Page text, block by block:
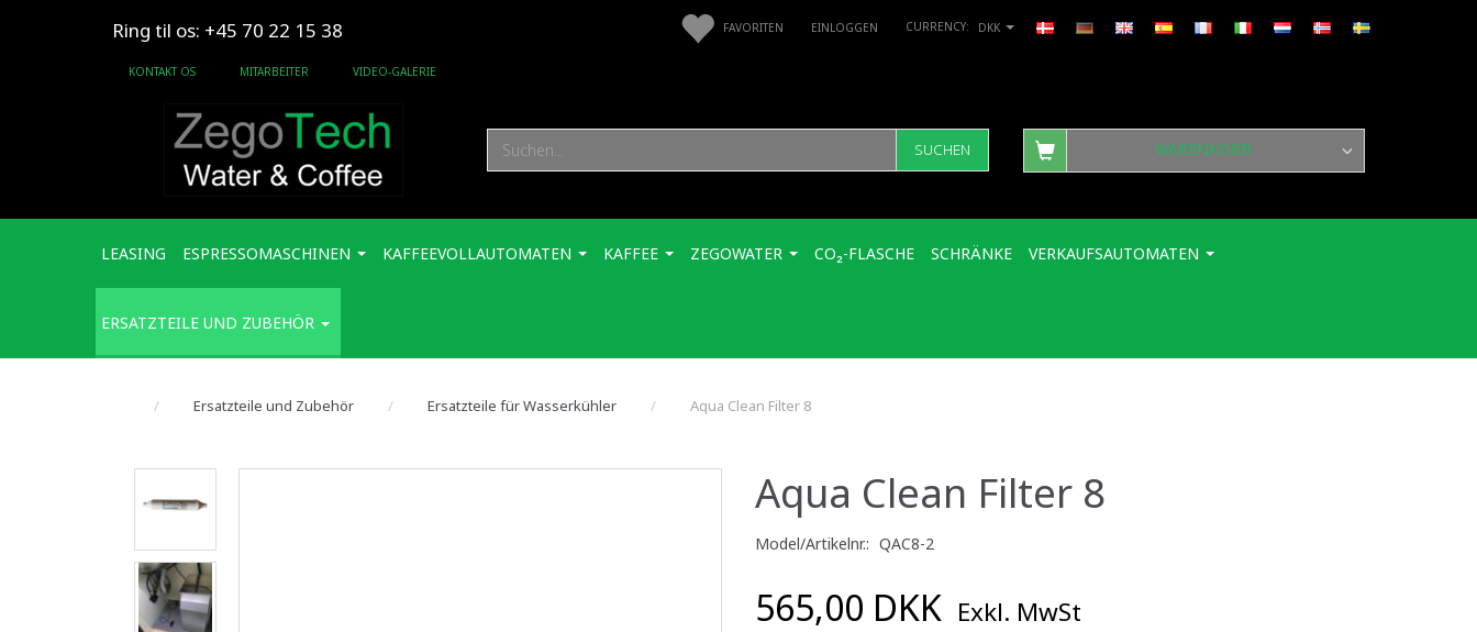
DKK
FAVORITEN EINLOGGEN
Ring til os: +45 70 22 15 38
KONTAKT OS MITARBEITER VIDEO-GALERIE
SUCHEN WARENKORB
LEASING ESPRESSOMASCHINEN KAFFEEVOLLAUTOMATEN KAFFEE ZEGOWATER CO₂-FLASCHE SCHRÄNKE VERKAUFSAUTOMATEN
ERSATZTEILE UND ZUBEHÖR
Ersatzteile und Zubehör Ersatzteile für Wasserkühler Aqua Clean Filter 8
Aqua Clean Filter 8
Model/Artikelnr.: QAC8-2
565,00 DKK Exkl. MwSt